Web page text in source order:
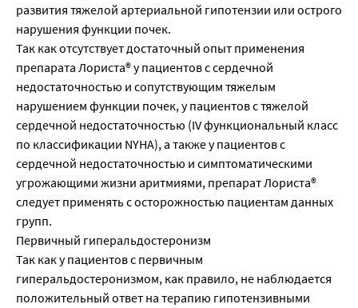
развития тяжелой артериальной гипотензии или острого
нарушения функции почек.
Так как отсутствует достаточный опыт применения
препарата Лориста® у пациентов с сердечной
недостаточностью и сопутствующим тяжелым
нарушением функции почек, у пациентов с тяжелой
сердечной недостаточностью (IV функциональный класс
по классификации NYHA), а также у пациентов с
сердечной недостаточностью и симптоматическими
угрожающими жизни аритмиями, препарат Лориста®
следует применять с осторожностью пациентам данных
групп.
Первичный гиперальдостеронизм
Так как у пациентов с первичным
гиперальдостеронизмом, как правило, не наблюдается
положительный ответ на терапию гипотензивными